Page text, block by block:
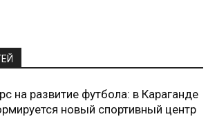
на развитие футбола: в Караганде
новый спортивный центр